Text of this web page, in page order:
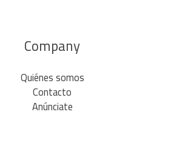
Company
Quiénes somos
Contacto
Anúnciate